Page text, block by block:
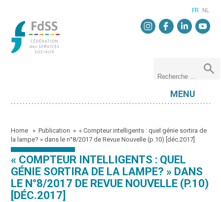
FR NL
MENU
Home »Publication »« Compteur intelligents : quel génie sortira de
la lampe? » dans le n°8/2017 de Revue Nouvelle (p.10) [déc.2017]
« COMPTEUR INTELLIGENTS : QUEL
GÉNIE SORTIRA DE LA LAMPE? » DANS
LE N°8/2017 DE REVUE NOUVELLE (P.10)
[DÉC.2017]